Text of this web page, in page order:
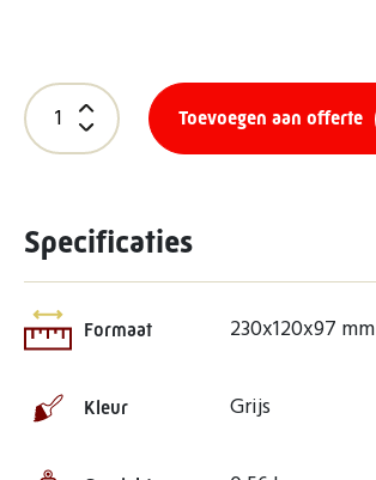
Toevoegen aan offerte
Specificaties
Formaat 230x120x97 mm
Kleur Grijs